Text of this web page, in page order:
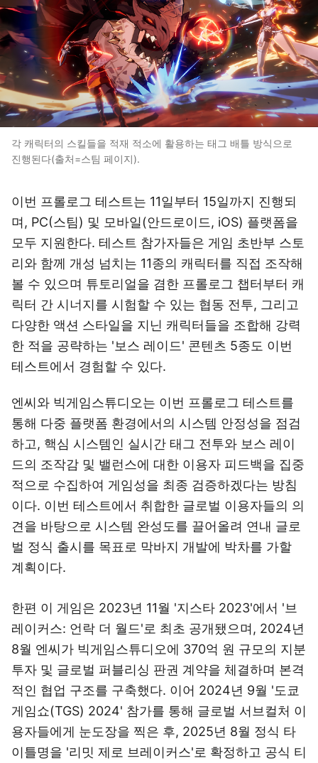
각 캐릭터의 스킬들을 적재 적소에 활용하는 태그 배틀 방식으로
진행된다(출처=스팀 페이지).
이번 프롤로그 테스트는 11일부터 15일까지 진행되
며, PC(스팀) 및 모바일(안드로이드, iOS) 플랫폼을
모두 지원한다. 테스트 참가자들은 게임 초반부 스토
리와 함께 개성 넘치는 11종의 캐릭터를 직접 조작해
볼 수 있으며 튜토리얼을 겸한 프롤로그 챕터부터 캐
릭터 간 시너지를 시험할 수 있는 협동 전투, 그리고
다양한 액션 스타일을 지닌 캐릭터들을 조합해 강력
한 적을 공략하는 '보스 레이드' 콘텐츠 5종도 이번
테스트에서 경험할 수 있다.
엔씨와 빅게임스튜디오는 이번 프롤로그 테스트를
통해 다중 플랫폼 환경에서의 시스템 안정성을 점검
하고, 핵심 시스템인 실시간 태그 전투와 보스 레이
드의 조작감 및 밸런스에 대한 이용자 피드백을 집중
적으로 수집하여 게임성을 최종 검증하겠다는 방침
이다. 이번 테스트에서 취합한 글로벌 이용자들의 의
견을 바탕으로 시스템 완성도를 끌어올려 연내 글로
벌 정식 출시를 목표로 막바지 개발에 박차를 가할
계획이다.
한편 이 게임은 2023년 11월 '지스타 2023'에서 '브
레이커스: 언락 더 월드'로 최초 공개됐으며, 2024년
8월 엔씨가 빅게임스튜디오에 370억 원 규모의 지분
투자 및 글로벌 퍼블리싱 판권 계약을 체결하며 본격
적인 협업 구조를 구축했다. 이어 2024년 9월 '도쿄
게임쇼(TGS) 2024' 참가를 통해 글로벌 서브컬처 이
용자들에게 눈도장을 찍은 후, 2025년 8월 정식 타
이틀명을 '리밋 제로 브레이커스'로 확정하고 공식 티